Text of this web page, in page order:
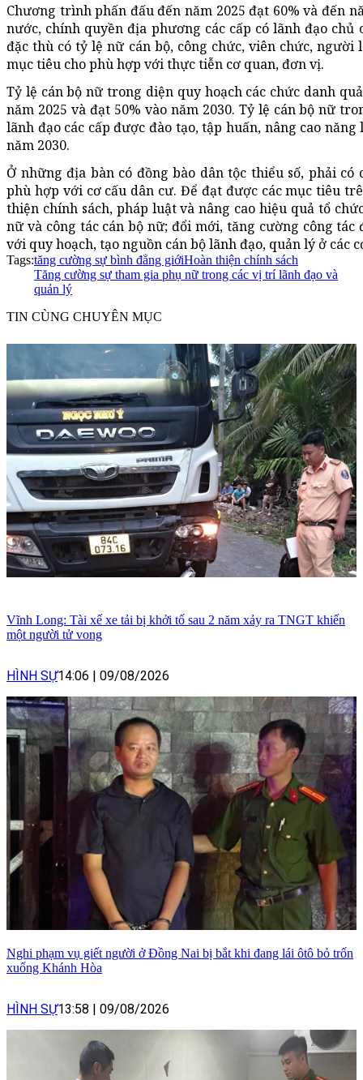
Chương trình phấn đấu đến năm 2025 đạt 60% và đến
nước, chính quyền địa phương các cấp có lãnh đạo
đặc thù có tỷ lệ nữ cán bộ, công chức, viên chức,
mục tiêu cho phù hợp với thực tiễn cơ quan, đơn vị.
Tỷ lệ cán bộ nữ trong diện quy hoạch các chức danh
năm 2025 và đạt 50% vào năm 2030. Tỷ lệ cán bộ nữ
lãnh đạo các cấp được đào tạo, tập huấn, nâng cao
năm 2030.
Ở những địa bàn có đồng bào dân tộc thiểu số, phải
phù hợp với cơ cấu dân cư. Để đạt được các mục tiêu
thiện chính sách, pháp luật và nâng cao hiệu quả tổ
nữ và công tác cán bộ nữ; đổi mới, tăng cường công
với quy hoạch, tạo nguồn cán bộ lãnh đạo, quản lý ở các
Tags:tăng cường sự bình đẳng giớiHoàn thiện chính sách
Tăng cường sự tham gia phụ nữ trong các vị trí lãnh đạo và
quản lý
TIN CÙNG CHUYÊN MỤC
Vĩnh Long: Tài xế xe tải bị khởi tố sau 2 năm xảy ra TNGT khiến
một người tử vong
HÌNH SỰ14:06 | 09/08/2026
Nghi phạm vụ giết người ở Đồng Nai bị bắt khi đang lái ôtô bỏ trốn
xuống Khánh Hòa
HÌNH SỰ13:58 | 09/08/2026